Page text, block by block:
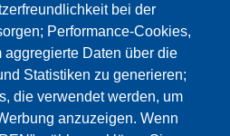
bei der
Performance-Cookies,
Daten über die
Statistiken zu generieren;
die verwendet werden, um
anzuzeigen. Wenn
da die Google Maps
akzeptiert wurden.
MAPS COOKIES